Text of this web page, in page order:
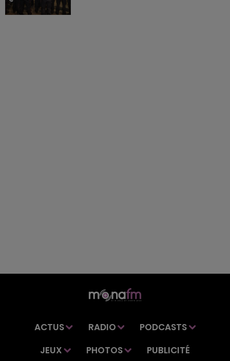
ACTUS RADIO
PODCASTS
JEUX
PHOTOS PUBLICITÉ